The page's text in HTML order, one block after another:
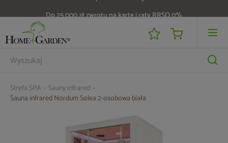
Strefa SPA
Sauny infrared
Sauna infrared Nordum Solea 2-osobowa biała